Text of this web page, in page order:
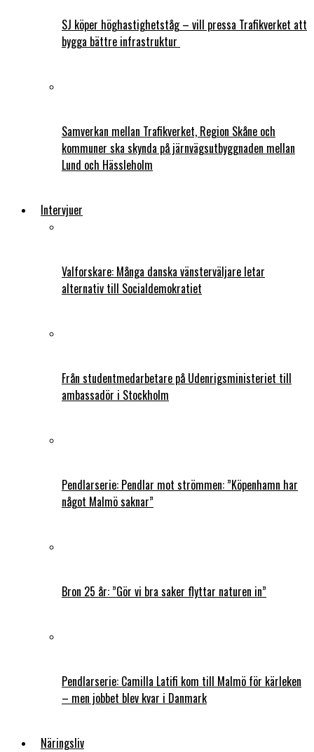
SJ köper höghastighetståg – vill pressa Trafikverket att
bygga bättre infrastruktur
Samverkan mellan Trafikverket, Region Skåne och
kommuner ska skynda på järnvägsutbyggnaden mellan
Lund och Hässleholm
Intervjuer
Valforskare: Många danska vänsterväljare letar
alternativ till Socialdemokratiet
Från studentmedarbetare på Udenrigsministeriet till
ambassadör i Stockholm
Pendlarserie: Pendlar mot strömmen: ”Köpenhamn har
något Malmö saknar”
Bron 25 år: ”Gör vi bra saker flyttar naturen in”
Pendlarserie: Camilla Latifi kom till Malmö för kärleken
– men jobbet blev kvar i Danmark
Näringsliv